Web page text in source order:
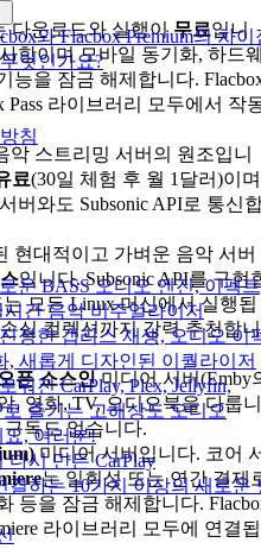
와 Flacbox Premium의 차이
엇인가요?
침
운 BASS 오디오 엔진, 이펙
시간 음악 비주얼라이저
진정한 갭리스 재생, 오디오 이
, 새롭게 디자인된 이퀄라이저
워진 CarPlay, Plex, Jellyfin,
로 즐기는 고해상도 오디오
, 여러분!
다시 만든 CarPlay
결하는 10가지 이상의 새로운
다운로드와 실행이무료입니
항이며 모바일 동기화, 하드
능을 잠금 해제합니다.
Pass 라이브러리 모두에서 작
스트리밍 서버의 원조입니
료(30일 체험 후 월 1달러)이
버와도 Subsonic API로 통신
대적이고 가벼운 음악 서버
입니다. Subsonic API를 구현
는 모든 Linux 머신에서 실행됩
실 컬렉션까지 강력 추천합니
픈 소스인미디어 서버(Emby
, 영화, TV, 오디오북을 다룹니
독도 없습니다.
미디어 서버입니다. 코어
는 일회성 또는 연간 결제
등을 잠금 해제합니다.
라이브러리 모두에 연결됩